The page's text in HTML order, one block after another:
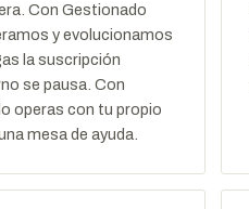
Con Gestionado
y evolucionamos
la suscripción
se pausa. Con
operas con tu propio
mesa de ayuda.